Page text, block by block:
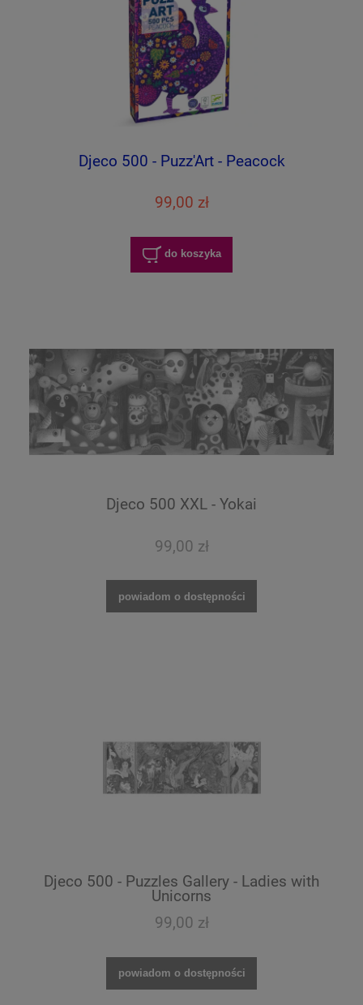
Djeco 500 - Puzz'Art - Peacock
99,00 zł
do koszyka
Djeco 500 XXL - Yokai
99,00 zł
powiadom o dostępności
Djeco 500 - Puzzles Gallery - Ladies with
Unicorns
99,00 zł
powiadom o dostępności